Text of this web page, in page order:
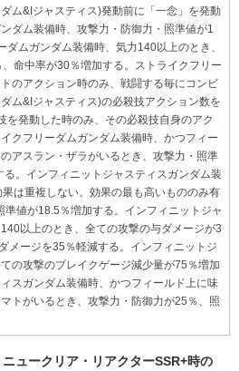
ム&Iジャスティス)発動前に「一念」を発動
ダム装備時、攻撃力・防御力・照準値が1
ダムガンダム装備時、気力140以上のとき、
命中率が30％増加する。ストライクフリー
のアクション時のみ、戦闘する毎にコンビ
ム&Iジャスティス)の必殺技アクション数を
を発動した時のみ、その必殺技自身のアク
クフリーダムガンダム装備時、かつフィー
アスラン・ザラがいるとき、攻撃力・照準
。インフィニットジャスティスガンダム装
は重複しない。効果の最も高いもののみ有
値が18.5％増加する。インフィニットジャ
以上のとき、全ての攻撃の与ダメージが3
メージを35％軽減する。インフィニットジ
の攻撃のブレイクゲージ減少量が75％増加
スガンダム装備時、かつフィールド上に味
トがいるとき、攻撃力・防御力が25％、照
ュークリア・リアクターSSR+時の